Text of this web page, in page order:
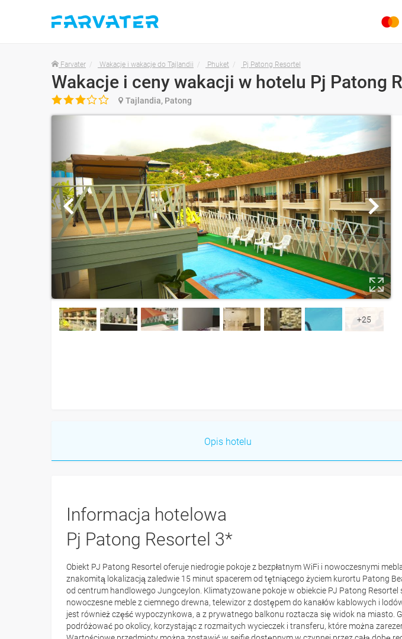
Farvater Wakacje i wakacje do Tajlandii Phuket Pj Patong Resortel
Wakacje i ceny wakacji w hotelu Pj Patong
 Tajlandia, Patong
+25
Opis hotelu
Informacja hotelowa
Pj Patong Resortel 3*
Obiekt PJ Patong Resortel oferuje niedrogie pokoje z bezpłatnym WiFi i nowoczesnymi
znakomitą lokalizacją zaledwie 15 minut spacerem od tętniącego życiem kurortu Patong
od centrum handlowego Jungceylon. Klimatyzowane pokoje w obiekcie PJ Patong Resortel
nowoczesne meble z ciemnego drewna, telewizor z dostępem do kanałów kablowych i
jest również część wypoczynkowa, a z prywatnego balkonu roztacza się widok na miasto.
podróżować po okolicy, korzystając z rozmaitych wycieczek i transferu, które można